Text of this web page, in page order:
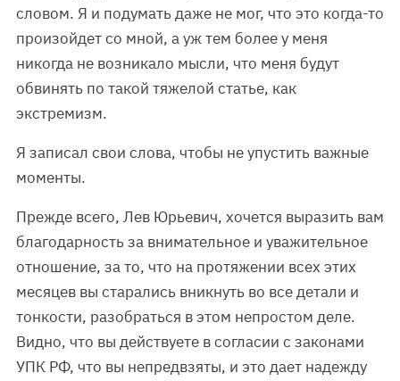
словом. Я и подумать даже не мог, что это когда-то
произойдет со мной, а уж тем более у меня
никогда не возникало мысли, что меня будут
обвинять по такой тяжелой статье, как
экстремизм.
Я записал свои слова, чтобы не упустить важные
моменты.
Прежде всего, Лев Юрьевич, хочется выразить вам
благодарность за внимательное и уважительное
отношение, за то, что на протяжении всех этих
месяцев вы старались вникнуть во все детали и
тонкости, разобраться в этом непростом деле.
Видно, что вы действуете в согласии с законами
УПК РФ, что вы непредвзяты, и это дает надежду